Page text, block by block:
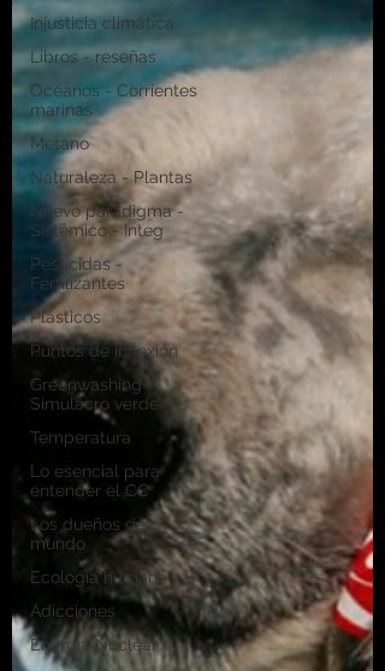
Injusticia climática
Libros - reseñas
Océanos - Corrientes
marinas
Metano
Naturaleza - Plantas
Nuevo paradigma -
Sistémico - Integ
Pesticidas -
Fertilizantes
Plásticos
Puntos de inflexión
Greenwashing -
Simulacro verde
Temperatura
Lo esencial para
entender el CC
Los dueños del
mundo
Ecología humana
Adicciones
Energía Nuclear